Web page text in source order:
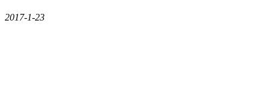
2017-1-23